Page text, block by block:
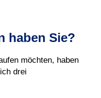
haben Sie?
möchten, haben
drei